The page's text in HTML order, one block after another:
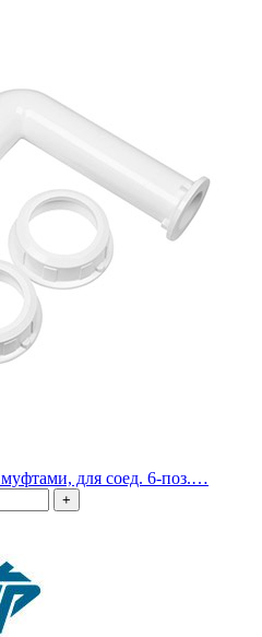
для соед. 6-поз.…
+